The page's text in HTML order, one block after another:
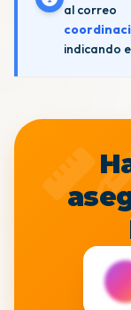
al correo
indicando